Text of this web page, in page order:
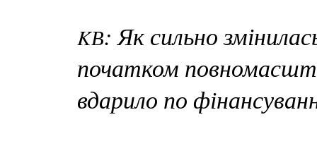
KВ: Як сильно
початком
вдарило по